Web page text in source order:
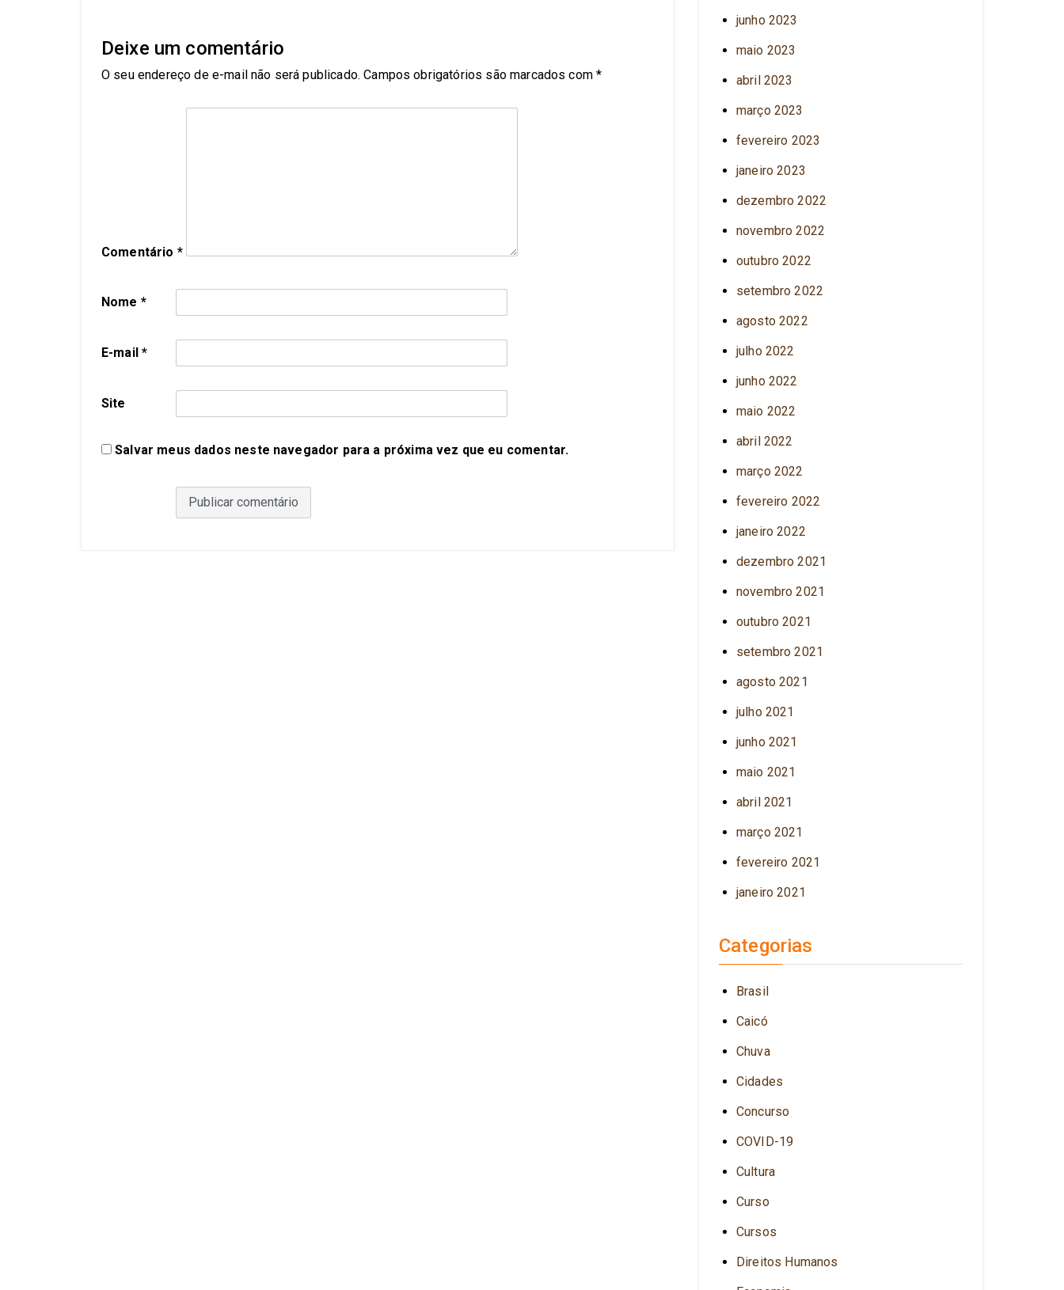
Deixe um comentário
O seu endereço de e-mail não será publicado. Campos obrigatórios são marcados com*
Comentário *
Nome *
E-mail*
Site
Salvar meus dados neste navegador para a próxima vez que eu comentar.
junho 2023
maio 2023
abril 2023
março 2023
fevereiro 2023
janeiro 2023
dezembro 2022
novembro 2022
outubro 2022
setembro 2022
agosto 2022
julho 2022
junho 2022
maio 2022
abril 2022
março 2022
fevereiro 2022
janeiro 2022
dezembro 2021
novembro 2021
outubro 2021
setembro 2021
agosto 2021
julho 2021
junho 2021
maio 2021
abril 2021
março 2021
fevereiro 2021
janeiro 2021
Categorias
Brasil
Caicó
Chuva
Cidades
Concurso
COVID-19
Cultura
Curso
Cursos
Direitos Humanos